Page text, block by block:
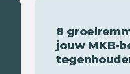
8
jouw MKB-